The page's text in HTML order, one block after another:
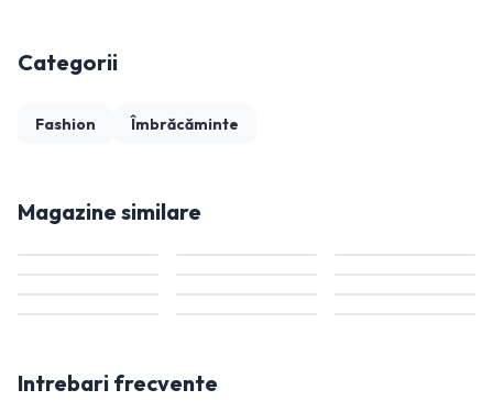
Categorii
Fashion Îmbrăcăminte
Magazine similare
Intrebari frecvente